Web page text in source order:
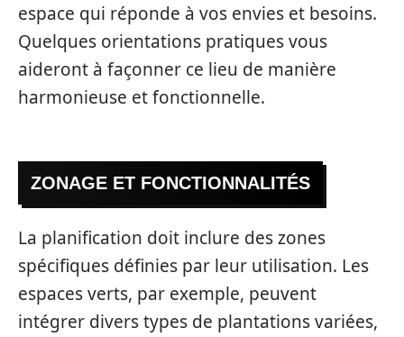
espace qui réponde à vos envies et besoins.
Quelques orientations pratiques vous
aideront à façonner ce lieu de manière
harmonieuse et fonctionnelle.
ZONAGE ET FONCTIONNALITÉS
La planification doit inclure des zones
spécifiques définies par leur utilisation. Les
espaces verts, par exemple, peuvent
intégrer divers types de plantations variées,